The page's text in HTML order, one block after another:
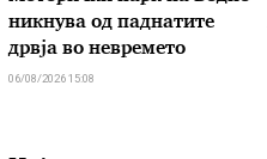
никнува од паднатите
дрвја во невремето
06/08/2026 15:08